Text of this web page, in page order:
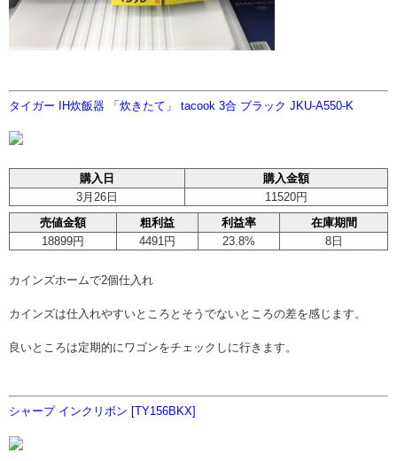
タイガー IH炊飯器 「炊きたて」 tacook 3合 ブラック JKU-A550-K
購入日
購入金額
3月26日
11520円
売値金額
粗利益 利益率
在庫期間
18899円
4491円 23.8% 8日
カインズホームで2個仕入れ
カインズは仕入れやすいところとそうでないところの差を感じます。
良いところは定期的にワゴンをチェックしに行きます。
シャープ インクリボン [TY156BKX]